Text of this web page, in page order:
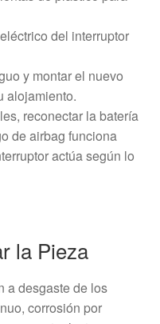
del interruptor
y montar el nuevo
alojamiento.
reconectar la batería
de airbag funciona
actúa según lo
la Pieza
a desgaste de los
corrosión por